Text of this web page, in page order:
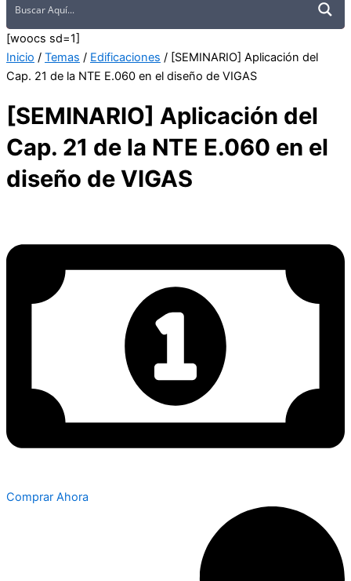
[woocs sd=1]
Inicio / Temas / Edificaciones / [SEMINARIO] Aplicación del
Cap. 21 de la NTE E.060 en el diseño de VIGAS
[SEMINARIO] Aplicación del
Cap. 21 de la NTE E.060 en el
diseño de VIGAS
Comprar Ahora